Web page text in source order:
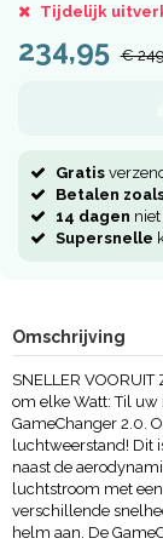
Tijdelijk
234,95 €
Gratis
Betalen
14 dagen
Supersnelle
Omschrijving
SNELLER
om elke Watt: Til
GameChanger 2.0.
luchtweerstand! Dit
naast de
luchtstroom met
verschillende
helm aan. De